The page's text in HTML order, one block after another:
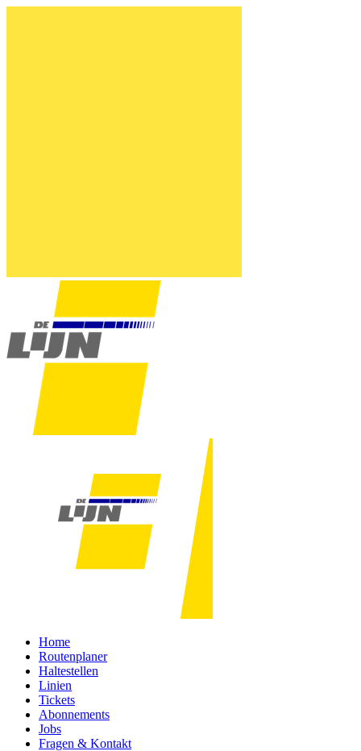
Home
Routenplaner
Haltestellen
Linien
Tickets
Abonnements
Jobs
Fragen & Kontakt